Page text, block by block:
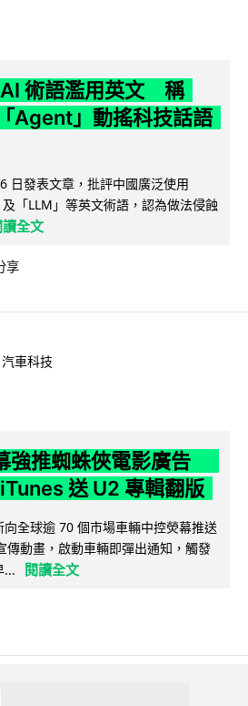
AI 術語濫用英文 稱
Agent」動搖科技話語
日發表文章，批評中國廣泛使用
「LLM」等英文術語，認為做法侵蝕
讀全文
享
汽車科技
強推蜘蛛俠電影廣告
送 U2 專輯翻版
全球逾 70 個市場車輛中控熒幕推送
傳動畫，啟動車輛即彈出通知，觸發
...
閱讀全文